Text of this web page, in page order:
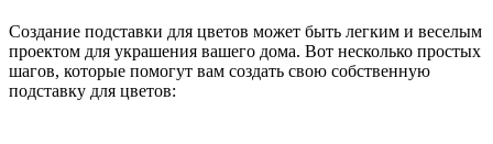
Создание подставки для цветов может быть легким и веселым
проектом для украшения вашего дома. Вот несколько простых
шагов, которые помогут вам создать свою собственную
подставку для цветов: